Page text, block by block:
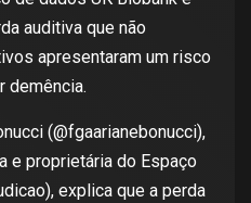
auditiva que não
apresentaram um risco
demência.
(@fgaarianebonucci),
e proprietária do Espaço
explica que a perda